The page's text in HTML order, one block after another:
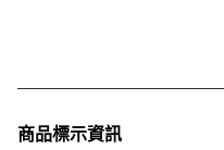
商品標示資訊